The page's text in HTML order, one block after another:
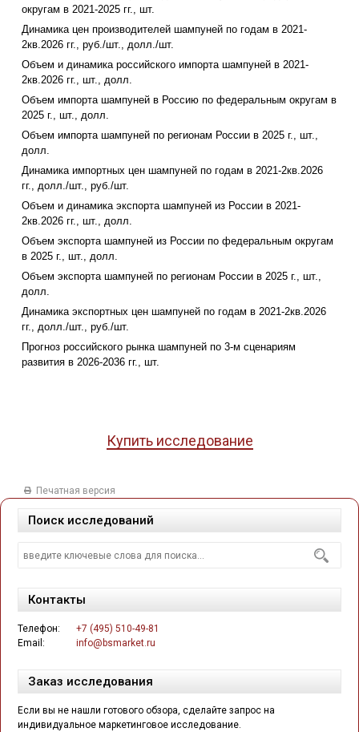
округам в 2021-2025 гг., шт.
Динамика цен производителей шампуней по годам в 2021-
2кв.2026 гг., руб./шт., долл./шт.
Объем и динамика российского импорта шампуней в 2021-
2кв.2026 гг., шт., долл.
Объем импорта шампуней в Россию по федеральным округам в
2025 г., шт., долл.
Объем импорта шампуней по регионам России в 2025 г., шт.,
долл.
Динамика импортных цен шампуней по годам в 2021-2кв.2026
гг., долл./шт., руб./шт.
Объем и динамика экспорта шампуней из России в 2021-
2кв.2026 гг., шт., долл.
Объем экспорта шампуней из России по федеральным округам
в 2025 г., шт., долл.
Объем экспорта шампуней по регионам России в 2025 г., шт.,
долл.
Динамика экспортных цен шампуней по годам в 2021-2кв.2026
гг., долл./шт., руб./шт.
Прогноз российского рынка шампуней по 3-м сценариям
развития в 2026-2036 гг., шт.
Купить исследование
Печатная версия
Поиск исследований
Контакты
Телефон:
+7 (495) 510-49-81
Email:
info@bsmarket.ru
Заказ исследования
Если вы не нашли готового обзора, сделайте запрос на
индивидуальное маркетинговое исследование.